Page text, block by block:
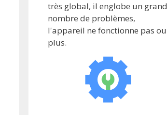
très global, il englobe un grand
nombre de problèmes,
l'appareil ne fonctionne pas ou
plus.